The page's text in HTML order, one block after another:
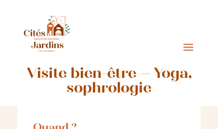
Visite bien-être – Yoga,
sophrologie